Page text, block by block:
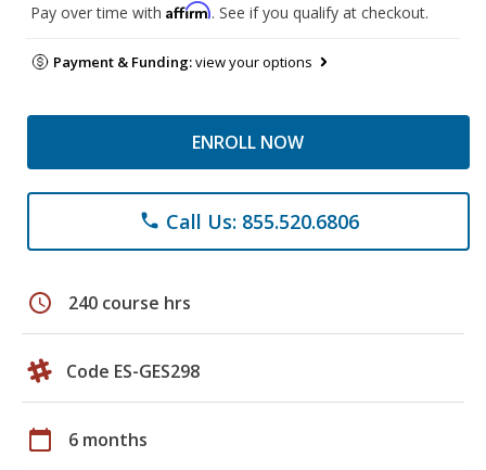
Pay over time with Affirm. See if you qualify at checkout.
Payment & Funding:view your options
ENROLL NOW
phone Call Us: 855.520.6806
schedule 240 course hrs
Code ES-GES298
calendar_today 6 months